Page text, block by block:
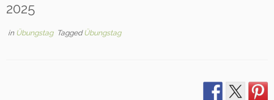
2025
in Übungstag TaggedÜbungstag